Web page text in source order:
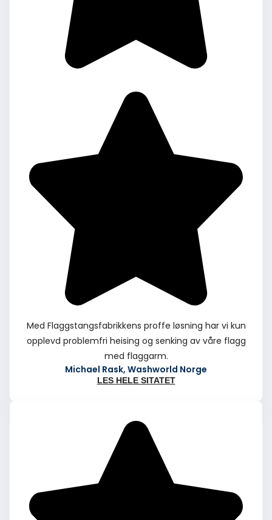
Med Flaggstangsfabrikkens proffe løsning har vi kun
opplevd problemfri heising og senking av våre flagg
med flaggarm.
Michael Rask, Washworld Norge
LES HELE SITATET